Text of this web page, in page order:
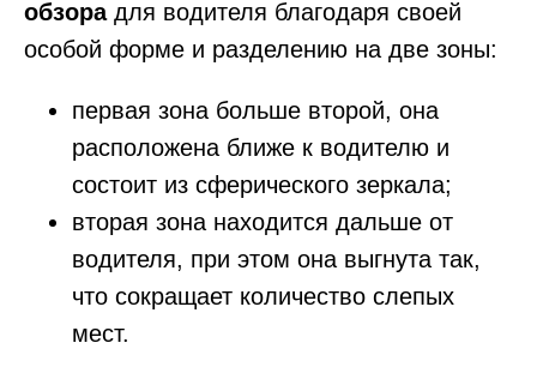
обзорадля водителя благодаря своей
особой форме и разделению на две зоны:
первая зона больше второй, она
расположена ближе к водителю и
состоит из сферического зеркала;
вторая зона находится дальше от
водителя, при этом она выгнута так,
что сокращает количество слепых
мест.